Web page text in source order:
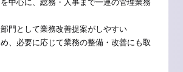
中心に、総務・人事まで一連の管理業務
門として業務改善提案がしやすい
、必要に応じて業務の整備・改善にも取